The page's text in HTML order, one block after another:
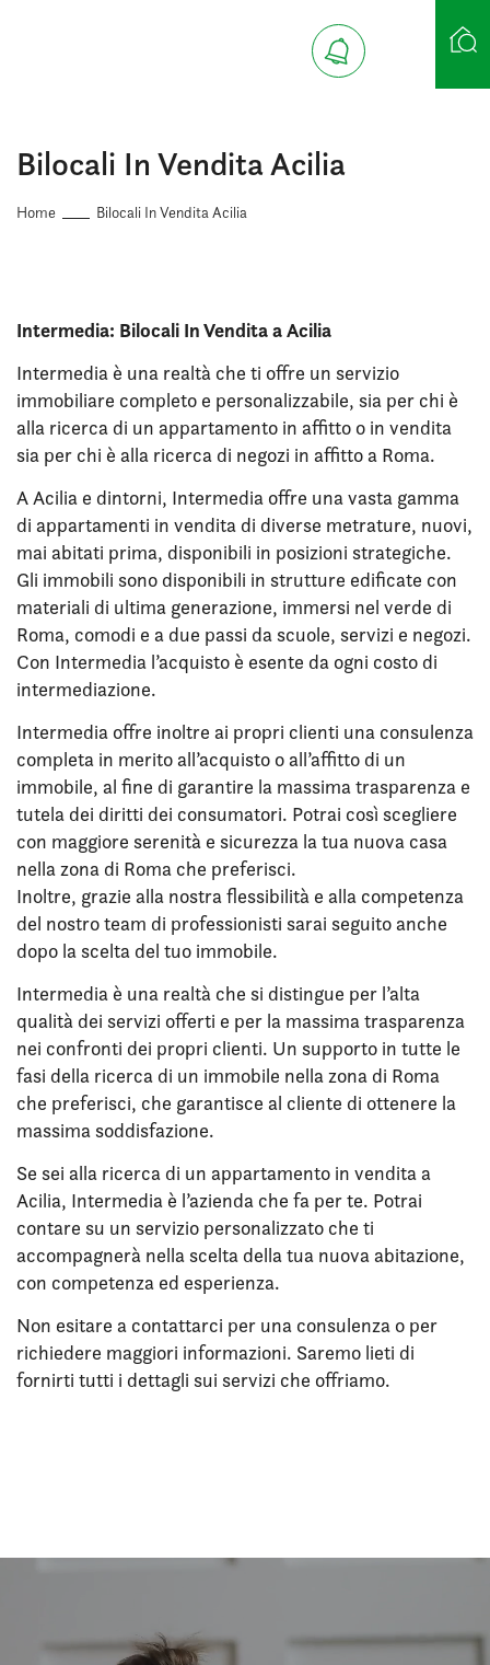
Bilocali In Vendita Acilia
Home Bilocali In Vendita Acilia
Intermedia: Bilocali In Vendita a Acilia
Intermedia è una realtà che ti offre un servizio
immobiliare completo e personalizzabile, sia per chi è
alla ricerca di un appartamento in affitto o in vendita
sia per chi è alla ricerca di negozi in affitto a Roma.
A Acilia e dintorni, Intermedia offre una vasta gamma
di appartamenti in vendita di diverse metrature, nuovi,
mai abitati prima, disponibili in posizioni strategiche.
Gli immobili sono disponibili in strutture edificate con
materiali di ultima generazione, immersi nel verde di
Roma, comodi e a due passi da scuole, servizi e negozi.
Con Intermedia l’acquisto è esente da ogni costo di
intermediazione.
Intermedia offre inoltre ai propri clienti una consulenza
completa in merito all’acquisto o all’affitto di un
immobile, al fine di garantire la massima trasparenza e
tutela dei diritti dei consumatori. Potrai così scegliere
con maggiore serenità e sicurezza la tua nuova casa
nella zona di Roma che preferisci.
Inoltre, grazie alla nostra flessibilità e alla competenza
del nostro team di professionisti sarai seguito anche
dopo la scelta del tuo immobile.
Intermedia è una realtà che si distingue per l’alta
qualità dei servizi offerti e per la massima trasparenza
nei confronti dei propri clienti. Un supporto in tutte le
fasi della ricerca di un immobile nella zona di Roma
che preferisci, che garantisce al cliente di ottenere la
massima soddisfazione.
Se sei alla ricerca di un appartamento in vendita a
Acilia, Intermedia è l’azienda che fa per te. Potrai
contare su un servizio personalizzato che ti
accompagnerà nella scelta della tua nuova abitazione,
con competenza ed esperienza.
Non esitare a contattarci per una consulenza o per
richiedere maggiori informazioni. Saremo lieti di
fornirti tutti i dettagli sui servizi che offriamo.